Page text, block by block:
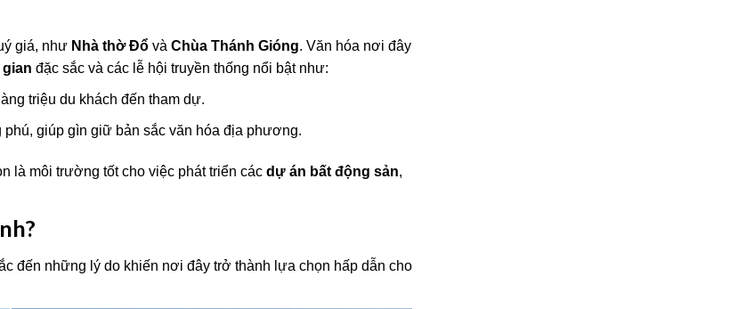
giá, như Nhà thờ Đổ và Chùa Thánh Gióng. Văn hóa nơi đây
đặc sắc và các lễ hội truyền thống nổi bật như:
triệu du khách đến tham dự.
giúp gìn giữ bản sắc văn hóa địa phương.
là môi trường tốt cho việc phát triển các dự án bất động sản,
đến những lý do khiến nơi đây trở thành lựa chọn hấp dẫn cho